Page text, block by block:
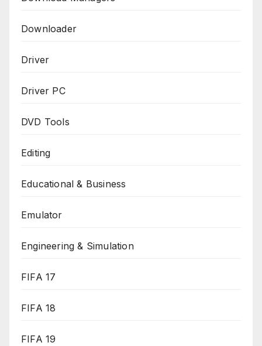
Downloader
Driver
Driver PC
DVD Tools
Editing
Educational & Business
Emulator
Engineering & Simulation
FIFA 17
FIFA 18
FIFA 19